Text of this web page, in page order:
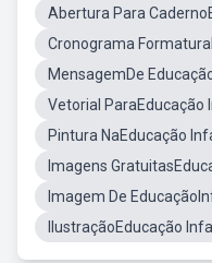
Abertura Para
Cronograma
MensagemDe
Vetorial ParaEducação
Pintura NaEducação
Imagens
Imagem De
IlustraçãoEducação